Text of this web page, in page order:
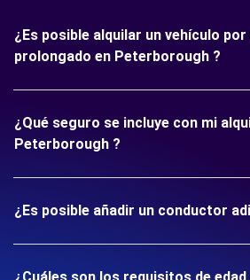
¿Es posible alquilar un vehículo
prolongado en Peterborough ?
¿Qué seguro se incluye con mi
Peterborough ?
¿Es posible añadir un conductor